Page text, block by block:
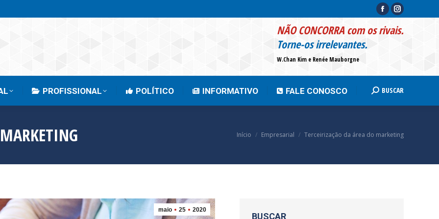
Facebook
page
window
Instagram
page
window
NÃO CONCORRA com os rivais.
Torne-os irrelevantes.
W.Chan Kim e Renée Mauborgne
PROFISSIONAL POLÍTICO INFORMATIVO FALE CONOSCO Search:
BUSCAR
Você está aqui:
Início Empresarial Terceirização da área do marketing
maio 25 2020
BUSCAR
FALE CONOSCO Search:
BUSCAR